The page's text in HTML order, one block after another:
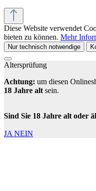
Diese Website verwendet
bieten zu können. Mehr
Nur technisch notwendige
Altersprüfung
Achtung: um diesen
18 Jahre alt sein.
Sind Sie 18 Jahre alt oder
JA NEIN